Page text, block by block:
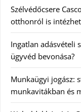
Szélvédőcsere
otthonról is
Ingatlan adásvételi
ügyvéd bevonása?
Munkaügyi jogász:
munkavitákban és